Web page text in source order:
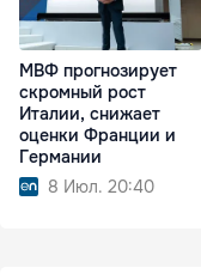
МВФ прогнозирует
скромный рост
Италии, снижает
оценки Франции и
Германии
8 Июл. 20:40